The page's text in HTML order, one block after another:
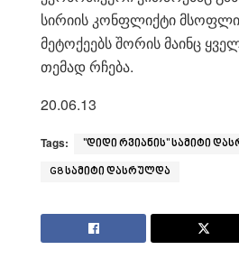
სირიის კონფლიქტი
მეტოქეებს შორის მაინც
თემად რჩება.
20.06.13
Tags: "დიდი რვიანის" სამიტი
G8 სამიტი დასრულდა